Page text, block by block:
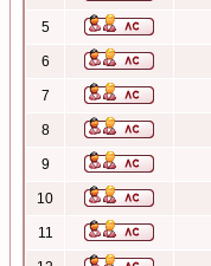
5
6
7
8
9
10
11